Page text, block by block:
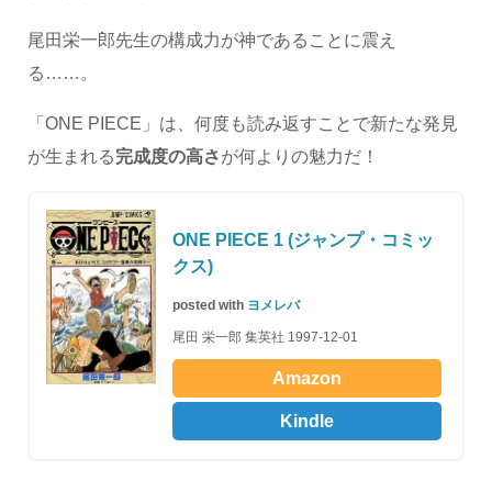
尾田栄一郎先生の構成力が神であることに震え
る……。
「ONE PIECE」は、何度も読み返すことで新たな発見
が生まれる完成度の高さが何よりの魅力だ！
ONE PIECE 1 (ジャンプ・コミッ
クス)
posted with ヨメレバ
尾田 栄一郎 集英社 1997-12-01
Amazon
Kindle